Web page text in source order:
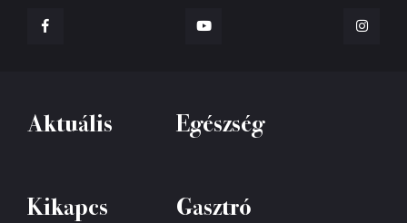
Aktuális Egészség
Kikapcs Gasztró